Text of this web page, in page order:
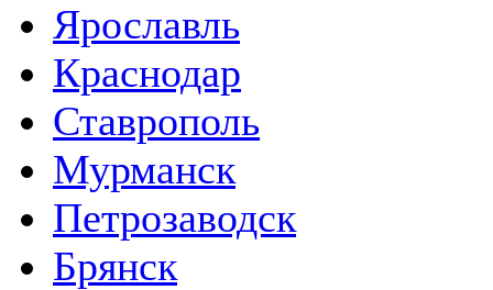
Ярославль
Краснодар
Ставрополь
Мурманск
Петрозаводск
Брянск